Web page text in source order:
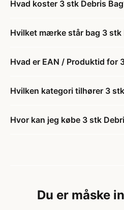
Hvad koster 3 stk Debris
Hvilket mærke står bag 3 stk
Hvad er EAN / Produktid for
Hvilken kategori tilhører 3
Hvor kan jeg købe 3 stk
Du er måske